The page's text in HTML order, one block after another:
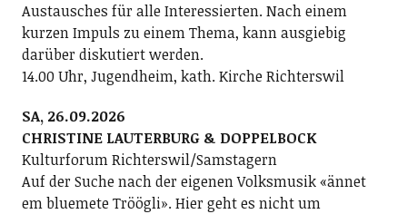
Austausches für alle Interessierten. Nach einem
kurzen Impuls zu einem Thema, kann ausgiebig
darüber diskutiert werden.
14.00 Uhr, Jugendheim, kath. Kirche Richterswil
SA, 26.09.2026
CHRISTINE LAUTERBURG & DOPPELBOCK
Kulturforum Richterswil/Samstagern
Auf der Suche nach der eigenen Volksmusik «ännet
em bluemete Tröögli». Hier geht es nicht um